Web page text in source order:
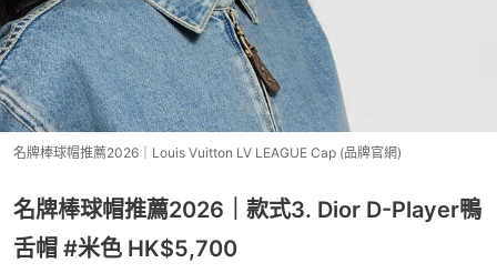
名牌棒球帽推薦2026｜Louis Vuitton LV LEAGUE Cap (品牌官網)
名牌棒球帽推薦2026｜款式3. Dior D-Player鴨
舌帽 #米色 HK$5,700